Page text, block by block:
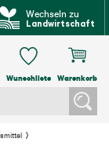
Wechseln zu
Landwirtschaft
Wunschliste Warenkorb